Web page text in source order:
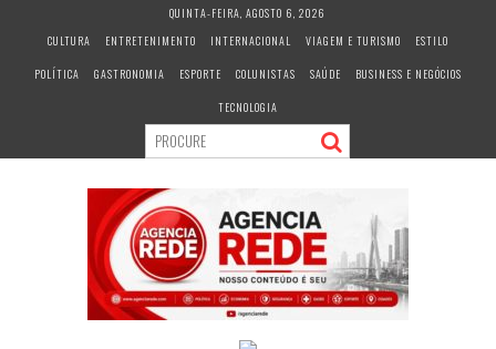
c
QUINTA-FEIRA, AGOSTO 6, 2026
CULTURA
ENTRETENIMENTO INTERNACIONAL VIAGEM E TURISMO
ESTILO
POLÍTICA
GASTRONOMIA ESPORTE COLUNISTAS SAÚDE
BUSINESS E NEGÓCIOS
TECNOLOGIA